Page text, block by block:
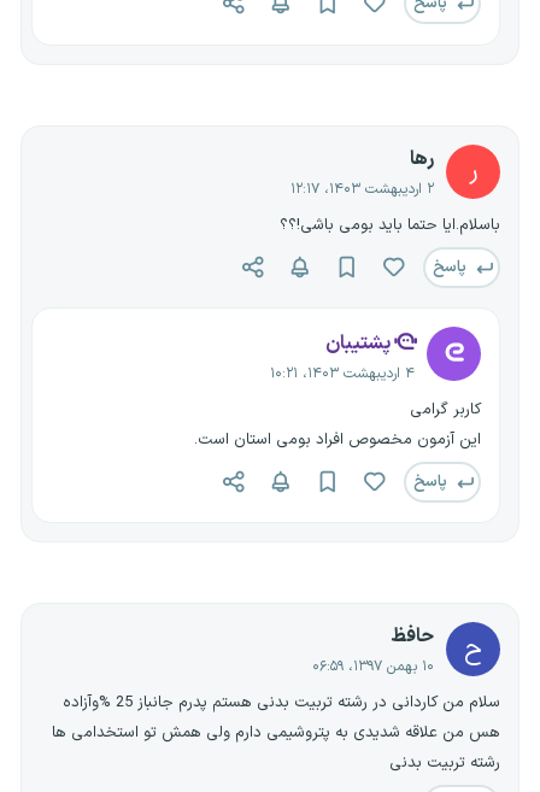
ر رها
۲ اردیبهشت ۱۴۰۳، ۱۲:۱۷
باسلام.ایا حتما باید بومی باشی!؟؟
پاسخ
پشتیبان
۴ اردیبهشت ۱۴۰۳، ۱۰:۲۱
کاربر گرامی
این آزمون مخصوص افراد بومی استان است.
پاسخ
ح حافظ
۱۰ بهمن ۱۳۹۷، ۰۶:۵۹
سلام من کاردانی در رشته تربیت بدنی هستم پدرم جانباز 25 %وآزاده
هس من علاقه شدیدی به پتروشیمی دارم ولی همش تو استخدامی ها
رشته تربیت بدنی